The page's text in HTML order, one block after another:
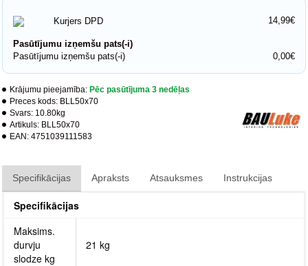
Krājumu pieejamība: Pēc pasūtījuma 3 nedēļas
Preces kods: BLL50x70
Svars: 10.80kg
Artikuls: BLL50x70
EAN: 4751039111583
Kurjers DPD 14,99€
Pasūtījumu izņemšu pats(-i)
Pasūtījumu izņemšu pats(-i)
0,00€
Specifikācijas Apraksts Atsauksmes Instrukcijas
Specifikācijas
Maksims.
durvju
slodze kg
21 kg